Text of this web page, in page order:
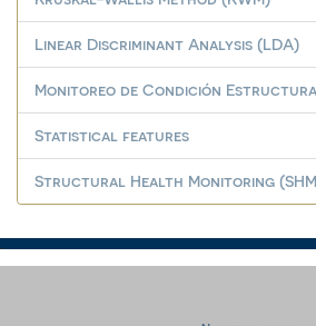
Linear Discriminant Analysis (LDA)
Monitoreo de Condición
Statistical features
Structural Health Monitoring